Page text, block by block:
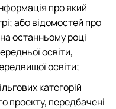
про який
або відомостей про
останньому році
освіти,
освіти;
категорій
проекту, передбачені